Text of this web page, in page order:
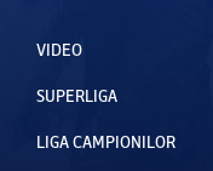
VIDEO
SUPERLIGA
LIGA CAMPIONILOR